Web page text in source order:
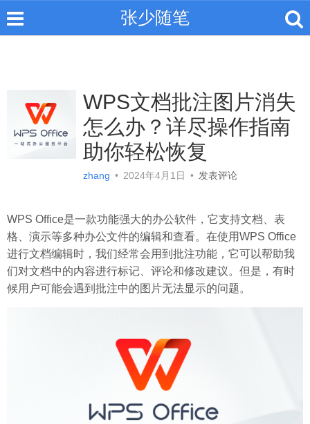
张少随笔
WPS文档批注图片消失
怎么办？详尽操作指南
助你轻松恢复
zhang • 2024年4月1日 • 发表评论
WPS Office是一款功能强大的办公软件，它支持文档、表
格、演示等多种办公文件的编辑和查看。在使用WPS Office
进行文档编辑时，我们经常会用到批注功能，它可以帮助我
们对文档中的内容进行标记、评论和修改建议。但是，有时
候用户可能会遇到批注中的图片无法显示的问题。